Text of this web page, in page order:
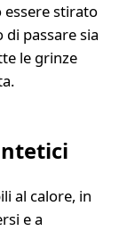
stirato
di passare sia
le grinze
al calore, in
e a